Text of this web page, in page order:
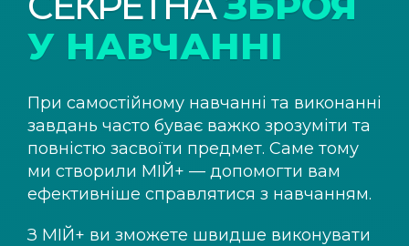
У НАВЧАННІ
При самостійному навчанні та виконанні
завдань часто буває важко зрозуміти та
повністю засвоїти предмет. Саме тому
ми створили МІЙ+ — допомогти вам
ефективніше справлятися з навчанням.
З МІЙ+ ви зможете швидше виконувати